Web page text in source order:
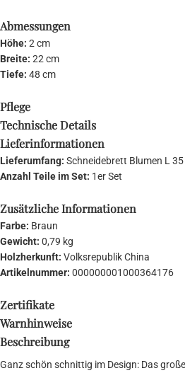
Abmessungen
Höhe: 2 cm
Breite: 22 cm
Tiefe: 48 cm
Pflege
Technische Details
Lieferinformationen
Lieferumfang: Schneidebrett Blumen L
Anzahl Teile im Set: 1er Set
Zusätzliche Informationen
Farbe: Braun
Gewicht: 0,79 kg
Holzherkunft: Volksrepublik China
Artikelnummer: 000000001000364176
Zertifikate
Warnhinweise
Beschreibung
Ganz schön schnittig im Design: Das